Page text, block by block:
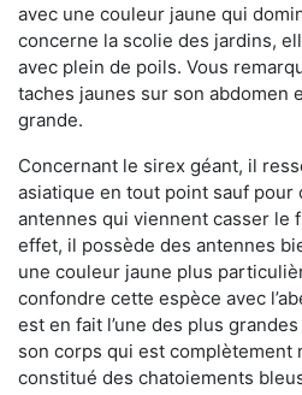
avec une couleur jaune qui
concerne la scolie des jardins,
avec plein de poils. Vous
taches jaunes sur son abdomen
grande.
Concernant le sirex géant, il
asiatique en tout point sauf pour
antennes qui viennent casser le
effet, il possède des antennes
une couleur jaune plus
confondre cette espèce avec
est en fait l’une des plus
son corps qui est complètement
constitué des chatoiements